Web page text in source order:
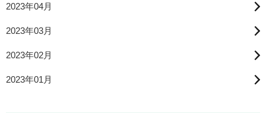
2023年04月
2023年03月
2023年02月
2023年01月